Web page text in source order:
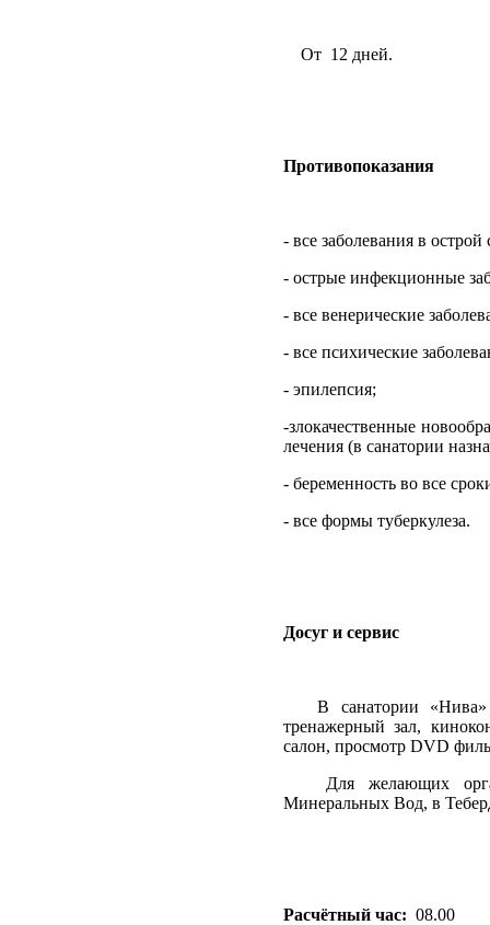
От 12 дней.
Противопоказания
- все заболевания в
- острые инфекционные
- все венерические
- все психические
- эпилепсия;
-злокачественные
лечения (в санатории
- беременность во все
- все формы туберкулеза.
Досуг и сервис
В санатории «Нива»
тренажерный зал,
салон, просмотр DVD
Для желающих
Минеральных Вод, в
Расчётный час: 08.00